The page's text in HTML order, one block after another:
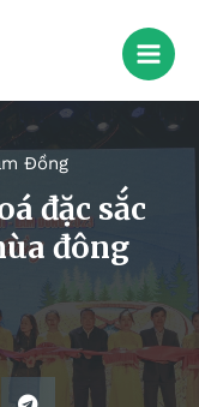
Đồng
đặc sắc
đông